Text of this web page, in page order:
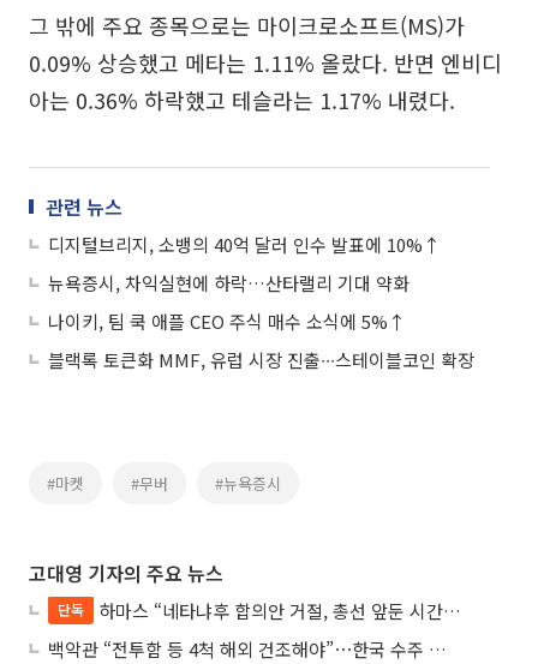
그 밖에 주요 종목으로는 마이크로소프트(MS)가
0.09% 상승했고 메타는 1.11% 올랐다. 반면 엔비디
아는 0.36% 하락했고 테슬라는 1.17% 내렸다.
관련 뉴스
디지털브리지, 소뱅의 40억 달러 인수 발표에 10%↑
뉴욕증시, 차익실현에 하락…산타랠리 기대 약화
나이키, 팀 쿡 애플 CEO 주식 매수 소식에 5%↑
블랙록 토큰화 MMF, 유럽 시장 진출∙∙∙스테이블코인 확장
#마켓 #무버 #뉴욕증시
고대영 기자의 주요 뉴스
단독
하마스 “네타냐후 합의안 거절, 총선 앞둔 시간 끌기”
백악관 “전투함 등 4척 해외 건조해야”⋯한국 수주 기대